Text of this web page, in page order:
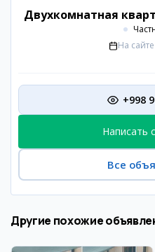
Двухкомнатная
На
+998
Написать
Все
Другие похожие